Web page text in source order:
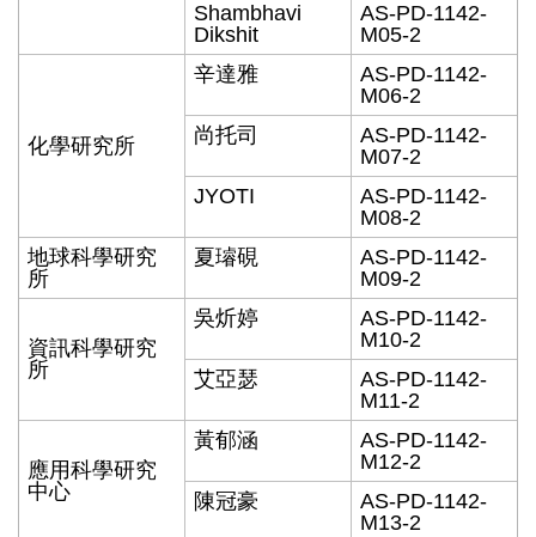
Shambhavi
Dikshit
AS-PD-1142-
M05-2
化學研究所
辛達雅
AS-PD-1142-
M06-2
尚托司
AS-PD-1142-
M07-2
JYOTI
AS-PD-1142-
M08-2
地球科學研究
所
夏璿硯
AS-PD-1142-
M09-2
資訊科學研究
所
吳炘婷
AS-PD-1142-
M10-2
艾亞瑟
AS-PD-1142-
M11-2
應用科學研究
中心
黃郁涵
AS-PD-1142-
M12-2
陳冠豪
AS-PD-1142-
M13-2